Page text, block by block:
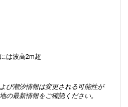
は波高2m超
び潮汐情報は変更される可能性が
の最新情報をご確認ください。